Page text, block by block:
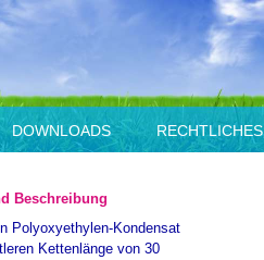
DOWNLOADS RECHTLICHES
Beschreibung
Polyoxyethylen-Kondensat
Kettenlänge von 30